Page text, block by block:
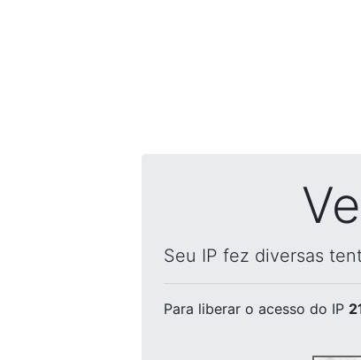
Seu IP fez diversas
Para liberar o acesso do IP